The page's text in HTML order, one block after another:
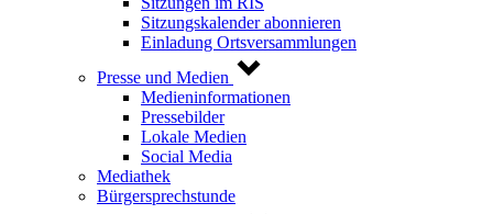
Sitzungskalender abonnieren
Einladung Ortsversammlungen
Presse und Medien
Medieninformationen
Pressebilder
Lokale Medien
Social Media
Mediathek
Bürgersprechstunde